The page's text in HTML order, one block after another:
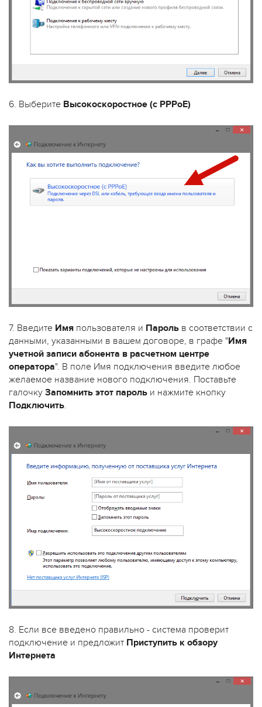
6. Выберите Высокоскоростное (с PPPoE)
7. Введите Имя пользователя и Пароль в соответствии с
данными, указанными в вашем договоре, в графе "Имя
учетной записи абонента в расчетном центре
оператора". В поле Имя подключения введите любое
желаемое название нового подключения. Поставьте
галочку Запомнить этот пароль и нажмите кнопку
Подключить.
8. Если все введено правильно - система проверит
подключение и предложит Приступить к обзору
Интернета